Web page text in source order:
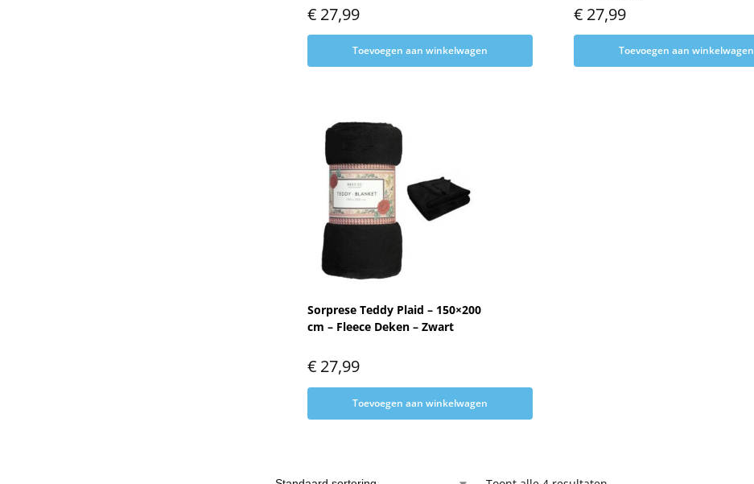
€27,99
Toevoegen aan winkelwagen
€ 27,99
Toevoegen aan winkelwagen
Sorprese Teddy Plaid – 150×200
cm – Fleece Deken – Zwart
€27,99
Toevoegen aan winkelwagen